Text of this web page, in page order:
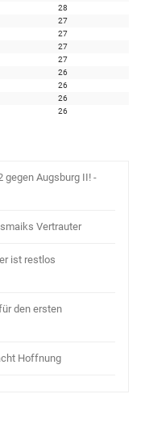
28
27
27
27
27
26
26
26
26
gegen Augsburg II! -
Vertrauter
ist restlos
den ersten
Hoffnung